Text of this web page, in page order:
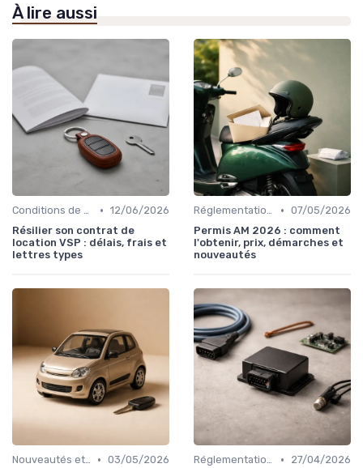
À lire aussi
Conditions de Location • 12/06/2026
Résilier son contrat de
location VSP : délais, frais et
lettres types
Réglementations sur les Véhicules sans Permis • 07/05/2026
Permis AM 2026 : comment
l'obtenir, prix, démarches et
nouveautés
Nouveautés et Tendances • 03/05/2026
Réglementations sur les Véhicules sans Permis •
27/04/2026